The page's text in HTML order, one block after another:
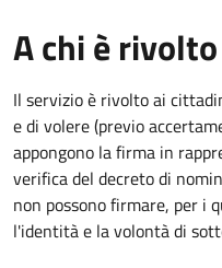
A chi è rivolto
Il servizio è rivolto ai
e di volere (previo
appongono la firma in
verifica del decreto di
non possono firmare, per i
l'identità e la volontà di